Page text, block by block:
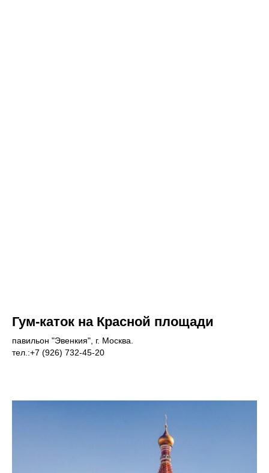
Гум-каток на Красной площади
павильон "Эвенкия", г. Москва.
тел.:+7 (926) 732-45-20